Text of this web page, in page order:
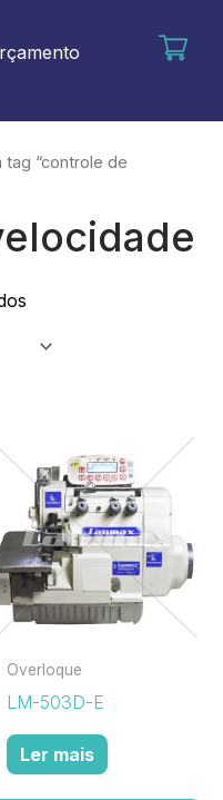
“controle de
Overloque
LM-503D-E
Ler mais